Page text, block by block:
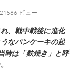
21586 ビュー
、戦中戦後に進化
なパンケーキの起
時は「麩焼き」と呼